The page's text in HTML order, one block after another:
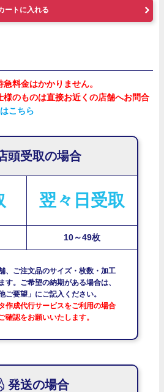
ートに入れる
料金はかかりません。
のものは直接お近くの店舗へお問合
こちら
頭受取の場合
翌々日受取
10～49枚
、ご注文品のサイズ・枚数・加工
す。ご希望の納期がある場合は、
ご要望」にご記入ください。
作成代行サービスをご利用の場合
確認をお願いいたします。
発送の場合